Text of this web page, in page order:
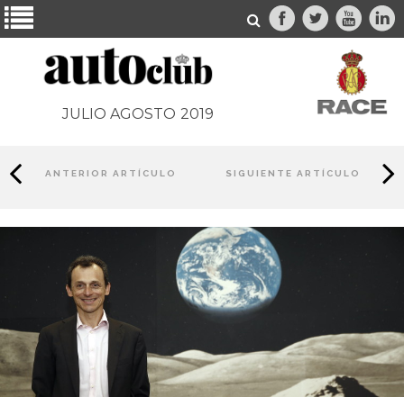
JULIO AGOSTO 2019
ANTERIOR ARTÍCULO SIGUIENTE ARTÍCULO